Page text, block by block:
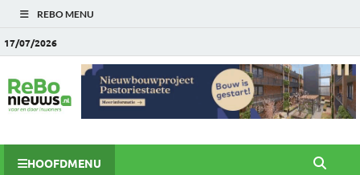
REBO MENU
17/07/2026
HOOFDMENU